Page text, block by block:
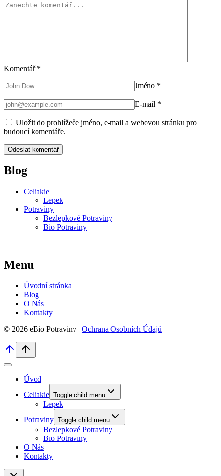
Komentář *
Jméno *
E-mail *
Uložit do prohlížeče jméno, e-mail a webovou stránku pro
budoucí komentáře.
Blog
Celiakie
Lepek
Potraviny
Bezlepkové Potraviny
Bio Potraviny
Menu
Úvodní stránka
Blog
O Nás
Kontakty
© 2026 eBio Potraviny | Ochrana Osobních Údajů
Úvod
Celiakie Toggle child menu
Lepek
Potraviny Toggle child menu
Bezlepkové Potraviny
Bio Potraviny
O Nás
Kontakty